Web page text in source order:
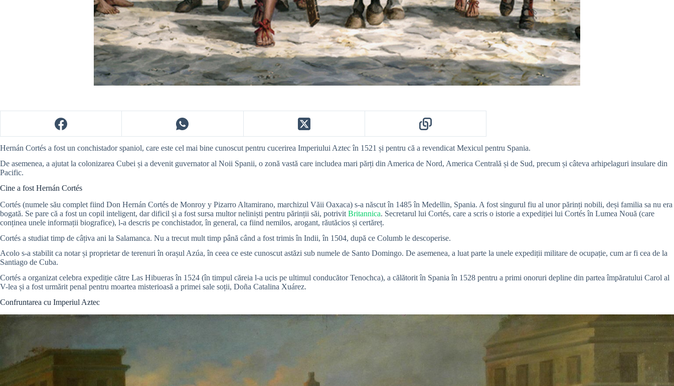
Hernán Cortés a fost un conchistador spaniol, care este cel mai bine cunoscut pentru cucerirea Imperiului Aztec în 1521 și pentru că a revendicat Mexicul pentru Spania.
De asemenea, a ajutat la colonizarea Cubei și a devenit guvernator al Noii Spanii, o zonă vastă care includea mari părți din America de Nord, America Centrală și de Sud, precum și câteva arhipelaguri insulare din
Pacific.
Cine a fost Hernán Cortés
Cortés (numele său complet fiind Don Hernán Cortés de Monroy y Pizarro Altamirano, marchizul Văii Oaxaca) s-a născut în 1485 în Medellin, Spania. A fost singurul fiu al unor părinți nobili, deși familia sa nu era
bogată. Se pare că a fost un copil inteligent, dar dificil și a fost sursa multor neliniști pentru părinții săi, potrivit Britannica. Secretarul lui Cortés, care a scris o istorie a expediției lui Cortés în Lumea Nouă (care
conținea unele informații biografice), l-a descris pe conchistador, în general, ca fiind nemilos, arogant, răutăcios și certăreț.
Cortés a studiat timp de câțiva ani la Salamanca. Nu a trecut mult timp până când a fost trimis în Indii, în 1504, după ce Columb le descoperise.
Acolo s-a stabilit ca notar și proprietar de terenuri în orașul Azúa, în ceea ce este cunoscut astăzi sub numele de Santo Domingo. De asemenea, a luat parte la unele expediții militare de ocupație, cum ar fi cea de la
Santiago de Cuba.
Cortés a organizat celebra expediție către Las Hibueras în 1524 (în timpul căreia l-a ucis pe ultimul conducător Tenochca), a călătorit în Spania în 1528 pentru a primi onoruri depline din partea împăratului Carol al
V-lea și a fost urmărit penal pentru moartea misterioasă a primei sale soții, Doña Catalina Xuárez.
Confruntarea cu Imperiul Aztec